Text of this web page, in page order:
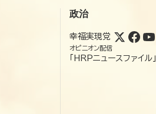
政治
幸福実現党
オピニオン配信
「HRPニュースファイル」